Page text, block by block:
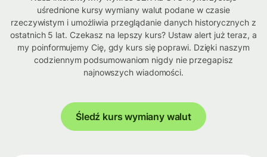
uśrednione kursy wymiany walut podane w czasie
rzeczywistym i umożliwia przeglądanie danych historycznych z
ostatnich 5 lat. Czekasz na lepszy kurs? Ustaw alert już teraz, a
my poinformujemy Cię, gdy kurs się poprawi. Dzięki naszym
codziennym podsumowaniom nigdy nie przegapisz
najnowszych wiadomości.
Śledź kurs wymiany walut